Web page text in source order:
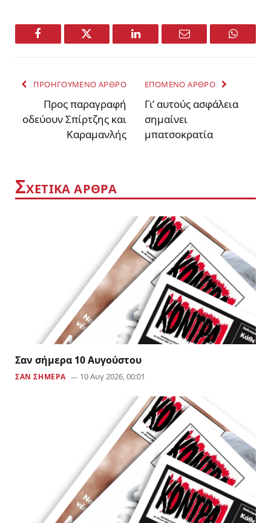
Facebook Twitter LinkedIn Email
ΠΡΟΗΓΟΥΜΕΝΟ ΑΡΘΡΟ
Προς παραγραφή
οδεύουν Σπίρτζης και
Καραμανλής
ΕΠΟΜΕΝΟ ΑΡΘΡΟ
Γι’ αυτούς ασφάλεια
σημαίνει
μπατσοκρατία
ΣΧΕΤΙΚΑ ΑΡΘΡΑ
Σαν σήμερα 10 Αυγούστου
ΣΑΝ ΣΗΜΕΡΑ 10 Αυγ 2026, 00:01